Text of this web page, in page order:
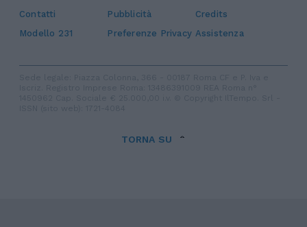
Contatti Pubblicità
Credits
Modello 231
Preferenze Privacy Assistenza
TORNA SU